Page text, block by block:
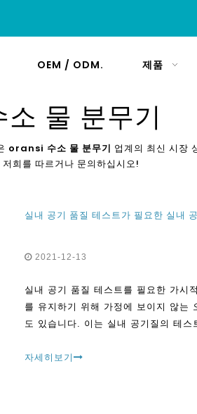
OEM / ODM. 제품
물 분무기
oransi 수소 물 분무기 업계의 최신 시장
희를 따르거나 문의하십시오!
2021-12-13
실내 공기 품질 테스트를 필요한 가시
를 유지하기 위해 가정에 보이지 않는
도 있습니다. 이는 실내 공기질의 테
자세히보기